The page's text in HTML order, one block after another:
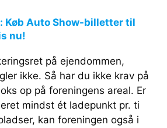
Køb Auto Show-billetter til
nu!
på ejendommen,
ikke. Så har du ikke krav på
op på foreningens areal. Er
mindst ét ladepunkt pr. ti
kan foreningen også i